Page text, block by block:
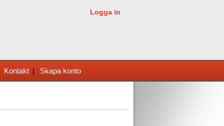
Logga in
Kontakt | Skapa konto